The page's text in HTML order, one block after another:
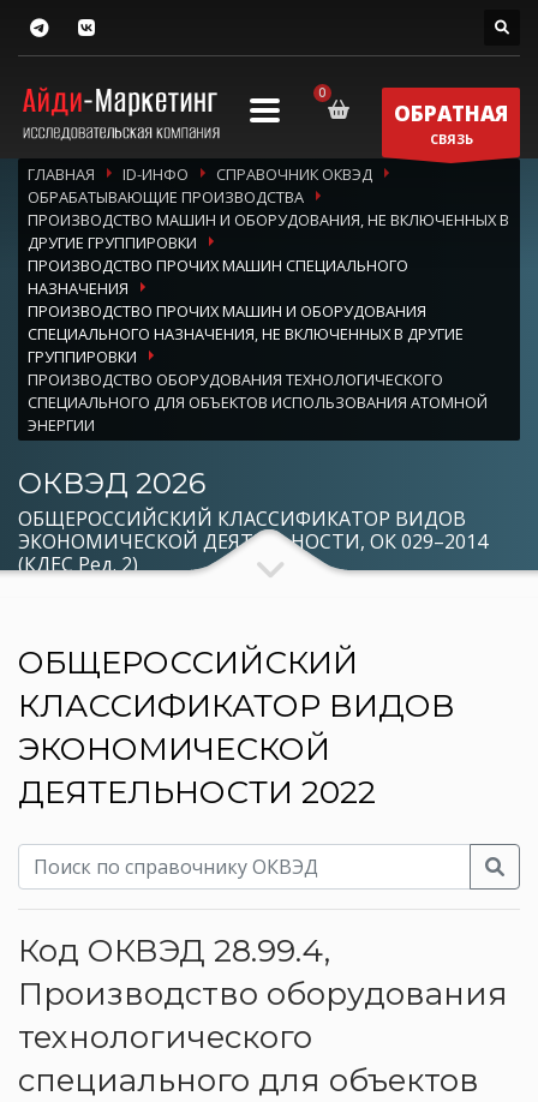
ОБРАТНАЯ
СВЯЗЬ
ГЛАВНАЯ ID-ИНФО
СПРАВОЧНИК ОКВЭД
ОБРАБАТЫВАЮЩИЕ ПРОИЗВОДСТВА
ПРОИЗВОДСТВО МАШИН И ОБОРУДОВАНИЯ, НЕ ВКЛЮЧЕННЫХ В
ДРУГИЕ ГРУППИРОВКИ
ПРОИЗВОДСТВО ПРОЧИХ МАШИН СПЕЦИАЛЬНОГО
НАЗНАЧЕНИЯ
ПРОИЗВОДСТВО ПРОЧИХ МАШИН И ОБОРУДОВАНИЯ
СПЕЦИАЛЬНОГО НАЗНАЧЕНИЯ, НЕ ВКЛЮЧЕННЫХ В ДРУГИЕ
ГРУППИРОВКИ
ПРОИЗВОДСТВО ОБОРУДОВАНИЯ ТЕХНОЛОГИЧЕСКОГО
СПЕЦИАЛЬНОГО ДЛЯ ОБЪЕКТОВ ИСПОЛЬЗОВАНИЯ АТОМНОЙ
ЭНЕРГИИ
ОКВЭД 2026
ОБЩЕРОССИЙСКИЙ КЛАССИФИКАТОР ВИДОВ
ЭКОНОМИЧЕСКОЙ ДЕЯТЕЛЬНОСТИ, ОК 029–2014
(КДЕС Ред. 2)
ОБЩЕРОССИЙСКИЙ
КЛАССИФИКАТОР ВИДОВ
ЭКОНОМИЧЕСКОЙ
ДЕЯТЕЛЬНОСТИ 2022
Код ОКВЭД 28.99.4,
Производство оборудования
технологического
специального для объектов